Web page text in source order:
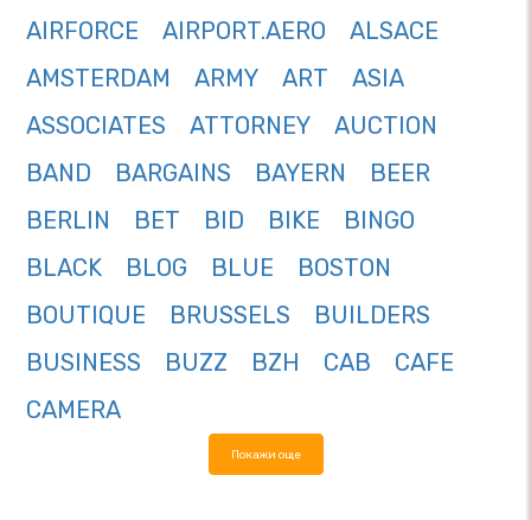
AIRFORCE
AIRPORT.AERO
ALSACE
AMSTERDAM
ARMY ART
ASIA
ASSOCIATES
ATTORNEY
AUCTION
BAND
BARGAINS BAYERN
BEER
BERLIN
BET BID BIKE
BINGO
BLACK
BLOG BLUE
BOSTON
BOUTIQUE
BRUSSELS
BUILDERS
BUSINESS
BUZZ BZH CAB
CAFE
CAMERA
Покажи още